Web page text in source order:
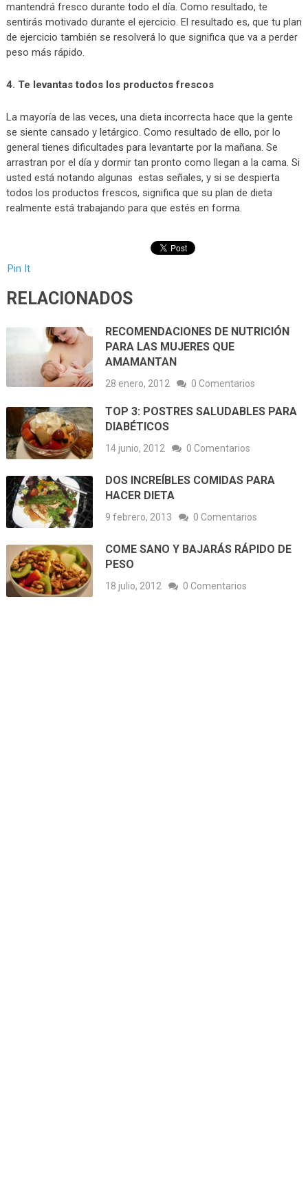
mantendrá fresco durante todo el día. Como resultado, te
sentirás motivado durante el ejercicio. El resultado es, que tu plan
de ejercicio también se resolverá lo que significa que va a perder
peso más rápido.
4. Te levantas todos los productos frescos
La mayoría de las veces, una dieta incorrecta hace que la gente
se siente cansado y letárgico. Como resultado de ello, por lo
general tienes dificultades para levantarte por la mañana. Se
arrastran por el día y dormir tan pronto como llegan a la cama. Si
usted está notando algunas estas señales, y si se despierta
todos los productos frescos, significa que su plan de dieta
realmente está trabajando para que estés en forma.
Pin It
RELACIONADOS
RECOMENDACIONES DE NUTRICIÓN
PARA LAS MUJERES QUE
AMAMANTAN
28 enero, 2012 0 Comentarios
TOP 3: POSTRES SALUDABLES PARA
DIABÉTICOS
14 junio, 2012 0 Comentarios
DOS INCREÍBLES COMIDAS PARA
HACER DIETA
9 febrero, 2013 0 Comentarios
COME SANO Y BAJARÁS RÁPIDO DE
PESO
18 julio, 2012 0 Comentarios